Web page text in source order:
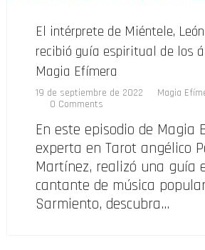
El intérprete de Miéntele,
recibió guía espiritual de los
Magia Efímera
19 de septiembre de 2022 Magia
0 Comments
En este episodio de Magia
experta en Tarot angélico
Martínez, realizó una guía
cantante de música
Sarmiento, descubra…